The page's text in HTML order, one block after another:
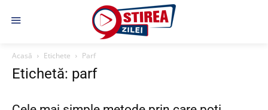
Acasă Etichete Parf
Etichetă: parf